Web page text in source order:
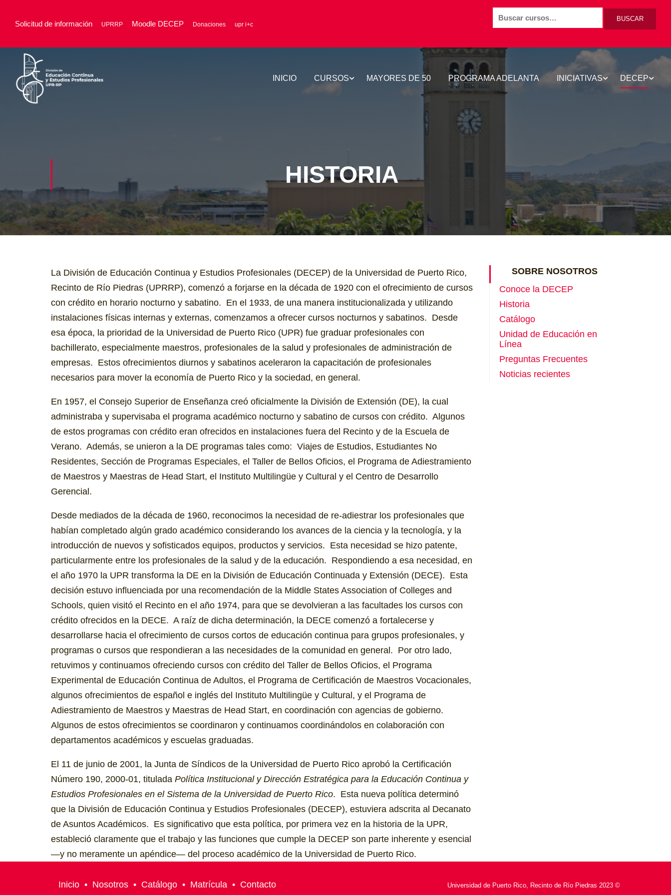
Solicitud de información UPRRP Moodle DECEP Donaciones upr i+c
BUSCAR
INICIO CURSOS MAYORES DE 50 PROGRAMA ADELANTA INICIATIVAS DECEP
HISTORIA
La División de Educación Continua y Estudios Profesionales (DECEP) de la Universidad de Puerto Rico,
Recinto de Río Piedras (UPRRP), comenzó a forjarse en la década de 1920 con el ofrecimiento de cursos
con crédito en horario nocturno y sabatino. En el 1933, de una manera institucionalizada y utilizando
instalaciones físicas internas y externas, comenzamos a ofrecer cursos nocturnos y sabatinos. Desde
esa época, la prioridad de la Universidad de Puerto Rico (UPR) fue graduar profesionales con
bachillerato, especialmente maestros, profesionales de la salud y profesionales de administración de
empresas. Estos ofrecimientos diurnos y sabatinos aceleraron la capacitación de profesionales
necesarios para mover la economía de Puerto Rico y la sociedad, en general.
En 1957, el Consejo Superior de Enseñanza creó oficialmente la División de Extensión (DE), la cual
administraba y supervisaba el programa académico nocturno y sabatino de cursos con crédito. Algunos
de estos programas con crédito eran ofrecidos en instalaciones fuera del Recinto y de la Escuela de
Verano. Además, se unieron a la DE programas tales como: Viajes de Estudios, Estudiantes No
Residentes, Sección de Programas Especiales, el Taller de Bellos Oficios, el Programa de Adiestramiento
de Maestros y Maestras de Head Start, el Instituto Multilingüe y Cultural y el Centro de Desarrollo
Gerencial.
Desde mediados de la década de 1960, reconocimos la necesidad de re-adiestrar los profesionales que
habían completado algún grado académico considerando los avances de la ciencia y la tecnología, y la
introducción de nuevos y sofisticados equipos, productos y servicios. Esta necesidad se hizo patente,
particularmente entre los profesionales de la salud y de la educación. Respondiendo a esa necesidad, en
el año 1970 la UPR transforma la DE en la División de Educación Continuada y Extensión (DECE). Esta
decisión estuvo influenciada por una recomendación de la Middle States Association of Colleges and
Schools, quien visitó el Recinto en el año 1974, para que se devolvieran a las facultades los cursos con
crédito ofrecidos en la DECE. A raíz de dicha determinación, la DECE comenzó a fortalecerse y
desarrollarse hacia el ofrecimiento de cursos cortos de educación continua para grupos profesionales, y
programas o cursos que respondieran a las necesidades de la comunidad en general. Por otro lado,
retuvimos y continuamos ofreciendo cursos con crédito del Taller de Bellos Oficios, el Programa
Experimental de Educación Continua de Adultos, el Programa de Certificación de Maestros Vocacionales,
algunos ofrecimientos de español e inglés del Instituto Multilingüe y Cultural, y el Programa de
Adiestramiento de Maestros y Maestras de Head Start, en coordinación con agencias de gobierno.
Algunos de estos ofrecimientos se coordinaron y continuamos coordinándolos en colaboración con
departamentos académicos y escuelas graduadas.
El 11 de junio de 2001, la Junta de Síndicos de la Universidad de Puerto Rico aprobó la Certificación
Número 190, 2000-01, titulada Política Institucional y Dirección Estratégica para la Educación Continua y
Estudios Profesionales en el Sistema de la Universidad de Puerto Rico. Esta nueva política determinó
que la División de Educación Continua y Estudios Profesionales (DECEP), estuviera adscrita al Decanato
de Asuntos Académicos. Es significativo que esta política, por primera vez en la historia de la UPR,
estableció claramente que el trabajo y las funciones que cumple la DECEP son parte inherente y esencial
—y no meramente un apéndice— del proceso académico de la Universidad de Puerto Rico.
SOBRE NOSOTROS
Conoce la DECEP
Historia
Catálogo
Unidad de Educación en
Línea
Preguntas Frecuentes
Noticias recientes
Inicio • Nosotros • Catálogo • Matrícula • Contacto Universidad de Puerto Rico, Recinto de Río Piedras 2023 ©